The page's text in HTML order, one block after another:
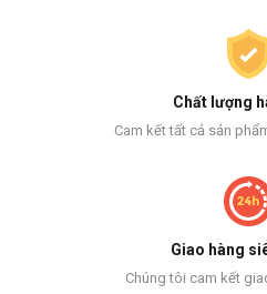
Chất lượng
Cam kết tất cả sản
Giao hàng
Chúng tôi cam kết